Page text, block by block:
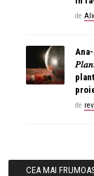
de
de
CEA MAI